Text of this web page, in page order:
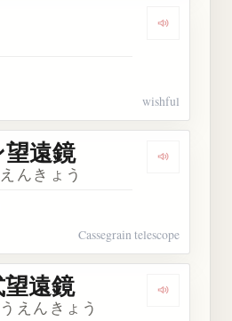
Dengarkan
wishful
Dengarkan
遠鏡
んきょう
Cassegrain telescope
Dengarkan
遠鏡
えんきょう